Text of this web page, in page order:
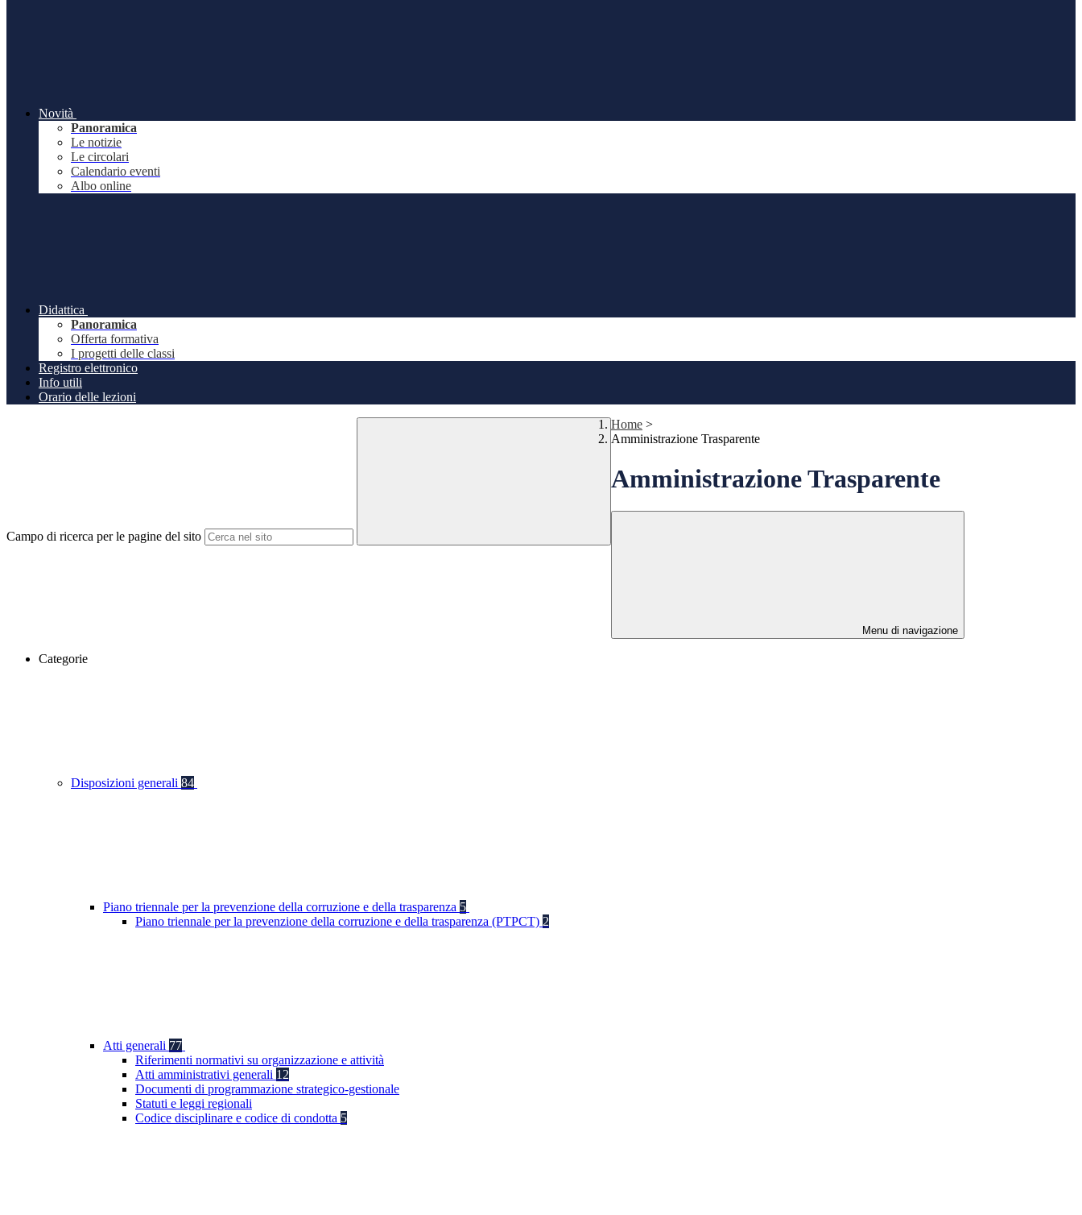
Novità
Panoramica
Le notizie
Le circolari
Calendario eventi
Albo online
Didattica
Panoramica
Offerta formativa
I progetti delle classi
Registro elettronico
Info utili
Orario delle lezioni
Campo di ricerca per le pagine del sito
Home >
Amministrazione Trasparente
Amministrazione Trasparente
Menu di navigazione
Categorie
Disposizioni generali 84
Piano triennale per la prevenzione della corruzione e della trasparenza 5
Piano triennale per la prevenzione della corruzione e della trasparenza (PTPCT) 2
Atti generali 77
Riferimenti normativi su organizzazione e attività
Atti amministrativi generali 12
Documenti di programmazione strategico-gestionale
Statuti e leggi regionali
Codice disciplinare e codice di condotta 5